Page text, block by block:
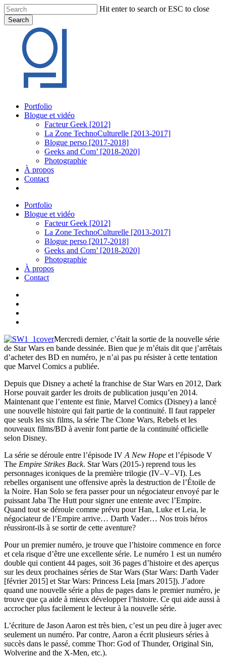
Skip
to
main
content
Hit enter to search or ESC to close
Search
Search
Menu
Portfolio
Blogue et vidéo
Facteur Geek [2012]
La Zone TechnoCulturelle [2013-2017]
Blogue perso [2017-2018]
Geeks and Com’ [2018-2020]
Photographie
À propos
Contact
Portfolio
Blogue et vidéo
Facteur Geek [2012]
La Zone TechnoCulturelle [2013-2017]
Blogue perso [2017-2018]
Geeks and Com’ [2018-2020]
Photographie
À propos
Contact
Mercredi dernier, c’était la sortie de la nouvelle série
de Star Wars en bande dessinée. Bien que je m’étais dit que j’arrêtais
d’acheter des BD en numéro, je n’ai pas pu résister à cette tentation
que Marvel Comics a publiée.
Depuis que Disney a acheté la franchise de Star Wars en 2012, Dark
Horse pouvait garder les droits de publication jusqu’en 2014.
Maintenant que l’entente est finie, Marvel Comics (Disney) a lancé
une nouvelle histoire qui fait partie de la continuité. Il faut rappeler
que seuls les six films, la série The Clone Wars, Rebels et les
nouveaux films/BD à avenir font partie de la continuité officielle
selon Disney.
La série se déroule entre l’épisode IV A New Hope et l’épisode V
The Empire Strikes Back. Star Wars (2015-) reprend tous les
personnages iconiques de la première trilogie (IV–V–VI). Les
rebelles organisent une offensive après la destruction de l’Étoile de
la Noire. Han Solo se fera passer pour un négociateur envoyé par le
puissant Jaba The Hutt pour signer une entente avec l’Empire.
Quand tout se déroule comme prévu pour Han, Luke et Leia, le
négociateur de l’Empire arrive… Darth Vader… Nos trois héros
réussiront-ils à se sortir de cette aventure?
Pour un premier numéro, je trouve que l’histoire commence en force
et cela risque d’être une excellente série. Le numéro 1 est un numéro
double qui contient 44 pages, soit 36 pages d’histoire et des aperçus
sur les deux prochaines séries de Star Wars (Star Wars: Darth Vader
[février 2015] et Star Wars: Princess Leia [mars 2015]). J’adore
quand une nouvelle série a plus de pages dans le premier numéro, je
trouve que ça aide à mieux développer l’histoire. Ce qui aide aussi à
accrocher plus facilement le lecteur à la nouvelle série.
L’écriture de Jason Aaron est très bien, c’est un peu dire à juger avec
seulement un numéro. Par contre, Aaron a écrit plusieurs séries à
succès dans le passé, comme Thor: God of Thunder, Original Sin,
Wolverine and the X-Men, etc.).